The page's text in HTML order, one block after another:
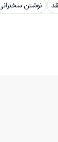
نوشتن